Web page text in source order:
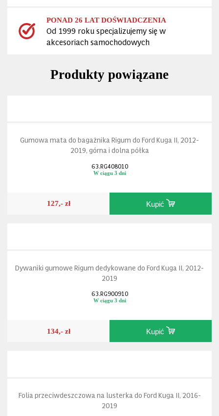
PONAD 26 LAT DOŚWIADCZENIA
Od 1999 roku specjalizujemy się w
akcesoriach samochodowych
Produkty powiązane
Gumowa mata do bagażnika Rigum do Ford Kuga II, 2012-
2019, górna i dolna półka
63.RG408010
W ciągu 3 dni
127,- zł Kupić
Dywaniki gumowe Rigum dedykowane do Ford Kuga II, 2012-
2019
63.RG900910
W ciągu 3 dni
134,- zł Kupić
Folia przeciwdeszczowa na lusterka do Ford Kuga II, 2016-
2019